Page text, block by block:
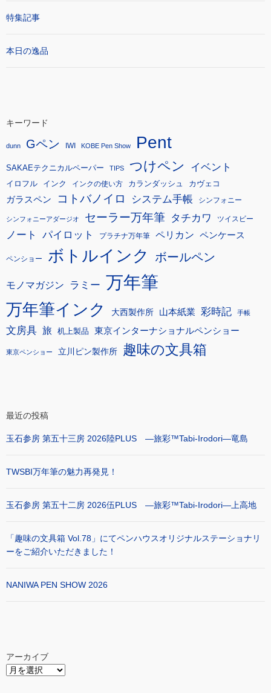
特集記事
本日の逸品
キーワード
dunn Gペン IWI KOBE Pen Show Pent
SAKAEテクニカルペーパー TIPS つけペン イベント
イロフル インク インクの使い方 カランダッシュ カヴェコ
ガラスペン コトバノイロ システム手帳 シンフォニー
シンフォニーアダージオ セーラー万年筆 タチカワ ツイスビー
ノート パイロット プラチナ万年筆 ペリカン ペンケース
ペンショー ボトルインク ボールペン
モノマガジン ラミー 万年筆
万年筆インク 大西製作所 山本紙業 彩時記 手帳
文房具 旅 机上製品 東京インターナショナルペンショー
東京ペンショー 立川ピン製作所 趣味の文具箱
最近の投稿
玉石参房 第五十三房 2026陸PLUS ―旅彩™Tabi-Irodori―竜島
TWSBI万年筆の魅力再発見！
玉石参房 第五十二房 2026伍PLUS ―旅彩™Tabi-Irodori―上高地
「趣味の文具箱 Vol.78」にてペンハウスオリジナルステーショナリ
ーをご紹介いただきました！
NANIWA PEN SHOW 2026
アーカイブ